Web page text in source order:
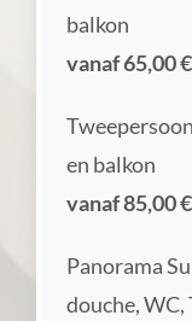
balkon
vanaf 65,00
en balkon
vanaf 85,00
Panorama
douche, WC,